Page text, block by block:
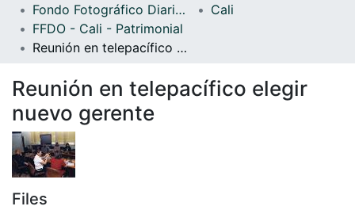
Statistics
Fondo Fotográfico Diario Occidente
Cali
FFDO - Cali - Patrimonial
Reunión en telepacífico elegir nuevo gerente
Reunión en telepacífico elegir
nuevo gerente
Files